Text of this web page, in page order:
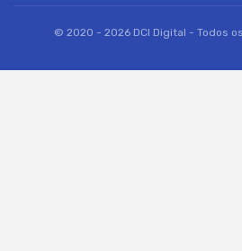
© 2020 - 2026 DCI Digital - Todos